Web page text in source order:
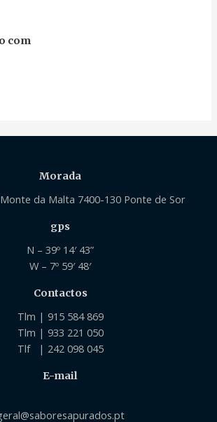
com
Morada
da Malta 7400-130 Ponte de Sor
gps
N – 39º 14′ 43”
W – 7º 59′ 48′
Contactos
Tlm | 915 584 869
Tlm | 933 221 050
Tlf | 242 098 045
E-mail